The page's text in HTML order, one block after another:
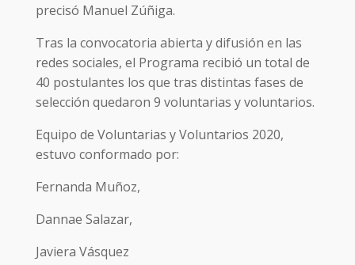
precisó Manuel Zúñiga.
Tras la convocatoria abierta y difusión en las
redes sociales, el Programa recibió un total de
40 postulantes los que tras distintas fases de
selección quedaron 9 voluntarias y voluntarios.
Equipo de Voluntarias y Voluntarios 2020,
estuvo conformado por:
Fernanda Muñoz,
Dannae Salazar,
Javiera Vásquez